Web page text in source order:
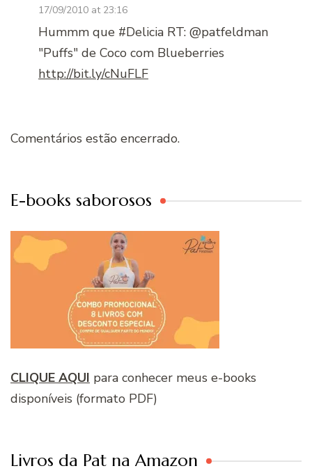
17/09/2010 at 23:16
Hummm que #Delicia RT: @patfeldman
"Puffs" de Coco com Blueberries
http://bit.ly/cNuFLF
Comentários estão encerrado.
E-books saborosos
CLIQUE AQUI para conhecer meus e-books
disponíveis (formato PDF)
Livros da Pat na Amazon